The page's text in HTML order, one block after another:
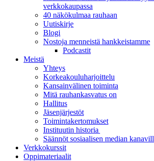
verkkokaupassa
40 näkökulmaa rauhaan
Uutiskirje
Blogi
Nostoja menneistä hankkeistamme
Podcastit
Meistä
Yhteys
Korkeakouluharjoittelu
Kansainvälinen toiminta
Mitä rauhankasvatus on
Hallitus
Jäsenjärjestöt
Toimintakertomukset
Instituutin historia
Säännöt sosiaalisen median
Verkkokurssit
Oppimateriaalit